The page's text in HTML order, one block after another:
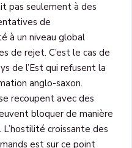
pas seulement à des
de
à un niveau global
de rejet. C’est le cas de
de l’Est qui refusent la
anglo-saxon.
recoupent avec des
bloquer de manière
L’hostilité croissante des
est sur ce point